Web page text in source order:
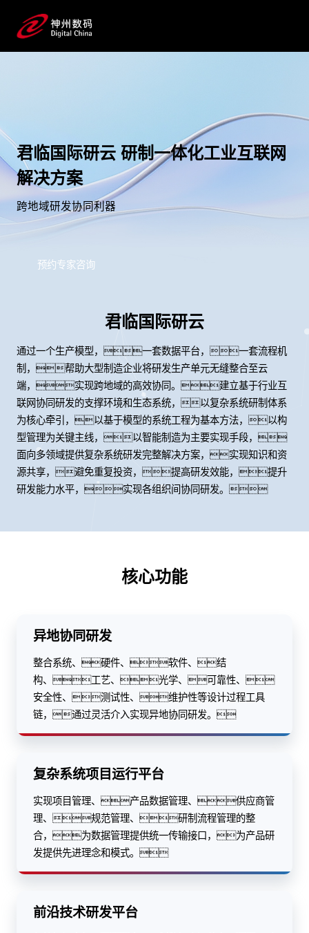
君临国际研云 研制一体化工业互联网
解决方案
跨地域研发协同利器
预约专家咨询
君临国际研云
通过一个生产模型，一套数据平台，一套流程机
制，帮助大型制造企业将研发生产单元无缝整合至云
端，实现跨地域的高效协同。建立基于行业互
联网协同研发的支撑环境和生态系统，以复杂系统研制体系
为核心牵引，以基于模型的系统工程为基本方法，以构
型管理为关键主线，以智能制造为主要实现手段，
面向多领域提供复杂系统研发完整解决方案，实现知识和资
源共享，避免重复投资，提高研发效能，提升
研发能力水平，实现各组织间协同研发。
核心功能
异地协同研发
整合系统、硬件、软件、结
构、工艺、光学、可靠性、
安全性、测试性、维护性等设计过程工具
链，通过灵活介入实现异地协同研发。
复杂系统项目运行平台
实现项目管理、产品数据管理、供应商管
理、规范管理、研制流程管理的整
合，为数据管理提供统一传输接口，为产品研
发提供先进理念和模式。
前沿技术研发平台